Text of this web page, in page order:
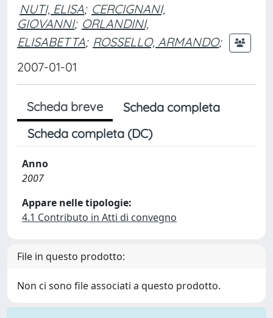
NUTI, ELISA; CERCIGNANI,
GIOVANNI; ORLANDINI,
ELISABETTA; ROSSELLO, ARMANDO;
2007-01-01
Scheda breve
Scheda completa
Scheda completa (DC)
Anno
2007
Appare nelle tipologie:
4.1 Contributo in Atti di convegno
File in questo prodotto:
Non ci sono file associati a questo prodotto.